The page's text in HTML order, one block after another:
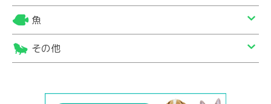
魚
その他